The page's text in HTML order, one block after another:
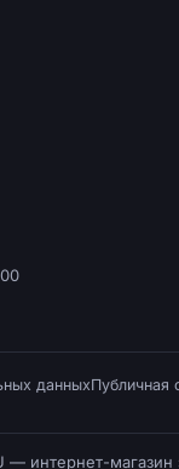
данныхПубличная
— интернет-магазин